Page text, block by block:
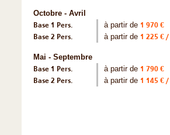
Octobre - Avril
Base 1 Pers.
à partir de 1 970 €
Base 2 Pers.
à partir de 1 225 € /
Mai - Septembre
Base 1 Pers.
à partir de 1 790 €
Base 2 Pers.
à partir de 1 145 € /